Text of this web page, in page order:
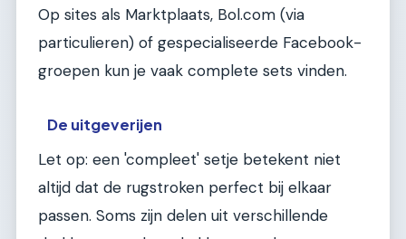
Op sites als Marktplaats, Bol.com (via
particulieren) of gespecialiseerde Facebook-
groepen kun je vaak complete sets vinden.
De uitgeverijen
Let op: een 'compleet' setje betekent niet
altijd dat de rugstroken perfect bij elkaar
passen. Soms zijn delen uit verschillende